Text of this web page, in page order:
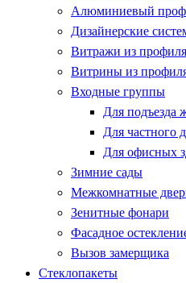
Алюминиевый
Дизайнерские
Витражи из профиля
Витрины из
Входные группы
Для подъезда
Для частного
Для офисных
Зимние сады
Межкомнатные
Зенитные фонари
Фасадное
Вызов замерщика
Стеклопакеты